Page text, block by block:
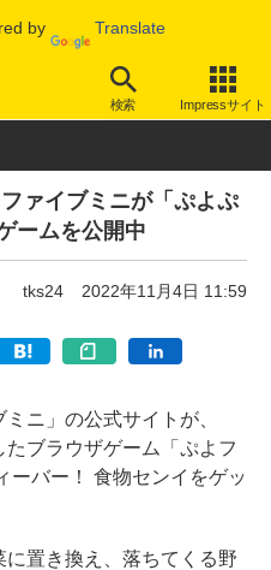
by Translate
検索 Impressサイト
ァイブミニが「ぷよぷ
ームを公開中
tks24 2022年11月4日 11:59
ニ」の公式サイトが、
たブラウザゲーム「ぷよフ
ーバー！ 食物センイをゲッ
置き換え、落ちてくる野